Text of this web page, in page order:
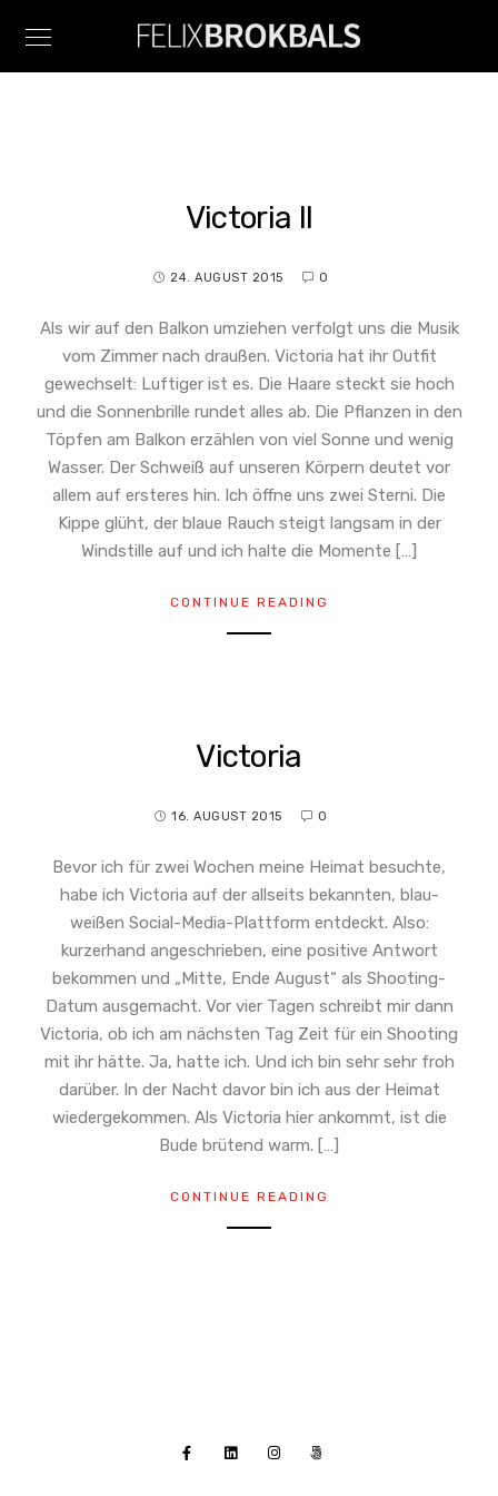
Victoria II
24. AUGUST 2015 0
Als wir auf den Balkon umziehen verfolgt uns die Musik
vom Zimmer nach draußen. Victoria hat ihr Outfit
gewechselt: Luftiger ist es. Die Haare steckt sie hoch
und die Sonnenbrille rundet alles ab. Die Pflanzen in den
Töpfen am Balkon erzählen von viel Sonne und wenig
Wasser. Der Schweiß auf unseren Körpern deutet vor
allem auf ersteres hin. Ich öffne uns zwei Sterni. Die
Kippe glüht, der blaue Rauch steigt langsam in der
Windstille auf und ich halte die Momente […]
CONTINUE READING
Victoria
16. AUGUST 2015 0
Bevor ich für zwei Wochen meine Heimat besuchte,
habe ich Victoria auf der allseits bekannten, blau-
weißen Social-Media-Plattform entdeckt. Also:
kurzerhand angeschrieben, eine positive Antwort
bekommen und „Mitte, Ende August“ als Shooting-
Datum ausgemacht. Vor vier Tagen schreibt mir dann
Victoria, ob ich am nächsten Tag Zeit für ein Shooting
mit ihr hätte. Ja, hatte ich. Und ich bin sehr sehr froh
darüber. In der Nacht davor bin ich aus der Heimat
wiedergekommen. Als Victoria hier ankommt, ist die
Bude brütend warm. […]
CONTINUE READING